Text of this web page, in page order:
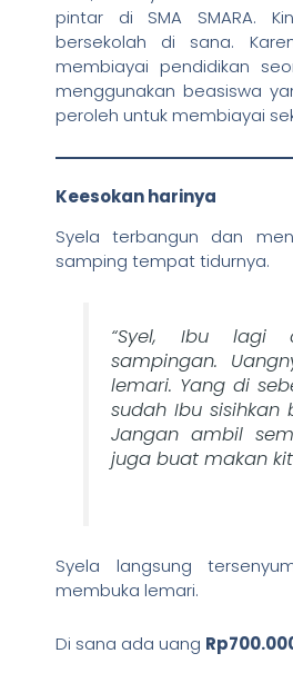
pintar di SMA SMARA.
bersekolah di sana.
membiayai pendidikan
menggunakan beasiswa
peroleh untuk membiayai
Keesokan harinya
Syela terbangun dan
samping tempat tidurnya.
“Syel, Ibu lagi
sampingan.
lemari. Yang di
sudah Ibu sisihkan
Jangan ambil
juga buat makan
Syela langsung
membuka lemari.
Di sana ada uang